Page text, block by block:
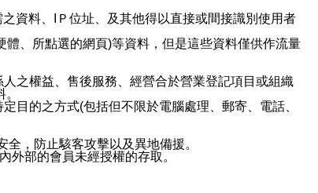
資料、IＰ位址、及其他得以直接或間接識別使用者
、所點選的網頁)等資料，但是這些資料僅供作流量
之權益、售後服務、經營合於營業登記項目或組織
目的之方式(包括但不限於電腦處理、郵寄、電話、
，防止駭客攻擊以及異地備援。
外部的會員未經授權的存取。